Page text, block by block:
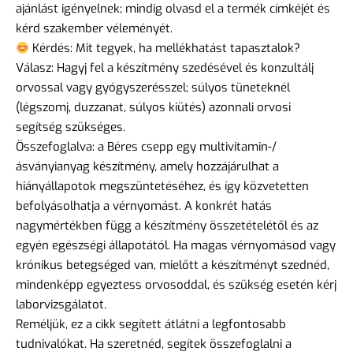
ajánlást igényelnek; mindig olvasd el a termék címkéjét és
kérd szakember véleményét.
Kérdés: Mit tegyek, ha mellékhatást tapasztalok?
Válasz: Hagyj fel a készítmény szedésével és konzultálj
orvossal vagy gyógyszerésszel; súlyos tüneteknél
(légszomj, duzzanat, súlyos kiütés) azonnali orvosi
segítség szükséges.
Összefoglalva: a Béres csepp egy multivitamin‑/
ásványianyag készítmény, amely hozzájárulhat a
hiányállapotok megszüntetéséhez, és így közvetetten
befolyásolhatja a vérnyomást. A konkrét hatás
nagymértékben függ a készítmény összetételétől és az
egyén egészségi állapotától. Ha magas vérnyomásod vagy
krónikus betegséged van, mielőtt a készítményt szednéd,
mindenképp egyeztess orvosoddal, és szükség esetén kérj
laborvizsgálatot.
Reméljük, ez a cikk segített átlátni a legfontosabb
tudnivalókat. Ha szeretnéd, segítek összefoglalni a